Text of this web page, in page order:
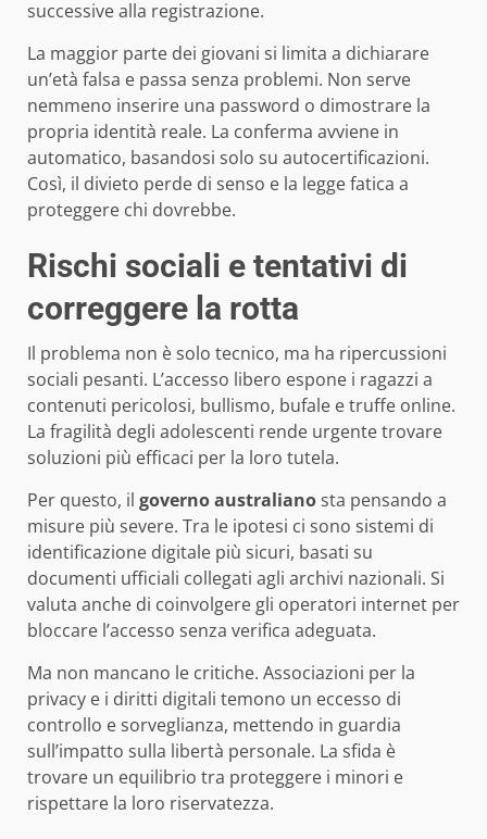
successive alla registrazione.
La maggior parte dei giovani si limita a dichiarare
un’età falsa e passa senza problemi. Non serve
nemmeno inserire una password o dimostrare la
propria identità reale. La conferma avviene in
automatico, basandosi solo su autocertificazioni.
Così, il divieto perde di senso e la legge fatica a
proteggere chi dovrebbe.
Rischi sociali e tentativi di
correggere la rotta
Il problema non è solo tecnico, ma ha ripercussioni
sociali pesanti. L’accesso libero espone i ragazzi a
contenuti pericolosi, bullismo, bufale e truffe online.
La fragilità degli adolescenti rende urgente trovare
soluzioni più efficaci per la loro tutela.
Per questo, il governo australianosta pensando a
misure più severe. Tra le ipotesi ci sono sistemi di
identificazione digitale più sicuri, basati su
documenti ufficiali collegati agli archivi nazionali. Si
valuta anche di coinvolgere gli operatori internet per
bloccare l’accesso senza verifica adeguata.
Ma non mancano le critiche. Associazioni per la
privacy e i diritti digitali temono un eccesso di
controllo e sorveglianza, mettendo in guardia
sull’impatto sulla libertà personale. La sfida è
trovare un equilibrio tra proteggere i minori e
rispettare la loro riservatezza.